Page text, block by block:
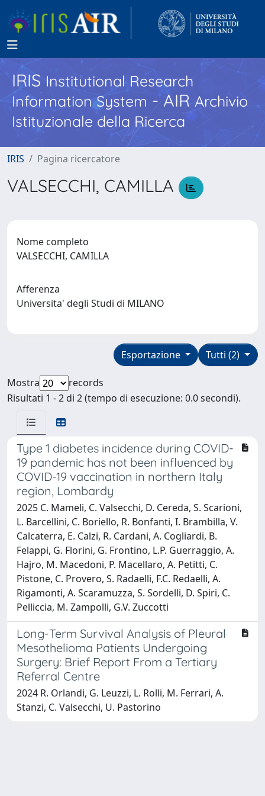
IRISInstitutional Research
Information System - AIR Archivio
Istituzionale della Ricerca
IRIS Pagina ricercatore
VALSECCHI, CAMILLA
Nome completo
VALSECCHI, CAMILLA
Afferenza
Universita' degli Studi di MILANO
Tutti (2)
Esportazione
Mostra
records
Risultati 1 - 2 di 2 (tempo di esecuzione: 0.0 secondi).
Type 1 diabetes incidence during COVID-
19 pandemic has not been influenced by
COVID-19 vaccination in northern Italy
region, Lombardy
2025 C. Mameli, C. Valsecchi, D. Cereda, S. Scarioni,
L. Barcellini, C. Boriello, R. Bonfanti, I. Brambilla, V.
Calcaterra, E. Calzi, R. Cardani, A. Cogliardi, B.
Felappi, G. Florini, G. Frontino, L.P. Guerraggio, A.
Hajro, M. Macedoni, P. Macellaro, A. Petitti, C.
Pistone, C. Provero, S. Radaelli, F.C. Redaelli, A.
Rigamonti, A. Scaramuzza, S. Sordelli, D. Spiri, C.
Pelliccia, M. Zampolli, G.V. Zuccotti
Long-Term Survival Analysis of Pleural
Mesothelioma Patients Undergoing
Surgery: Brief Report From a Tertiary
Referral Centre
2024 R. Orlandi, G. Leuzzi, L. Rolli, M. Ferrari, A.
Stanzi, C. Valsecchi, U. Pastorino